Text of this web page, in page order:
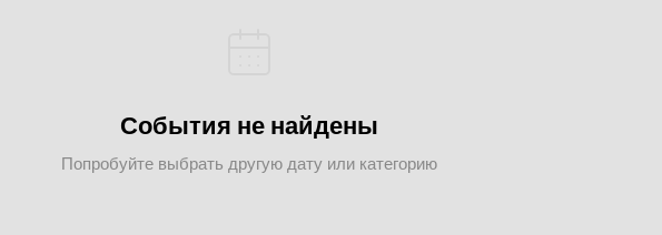
События не найдены
Попробуйте выбрать другую дату или категорию